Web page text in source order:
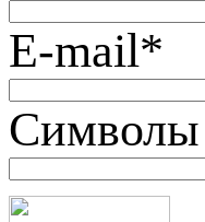
E-mail*
Символы